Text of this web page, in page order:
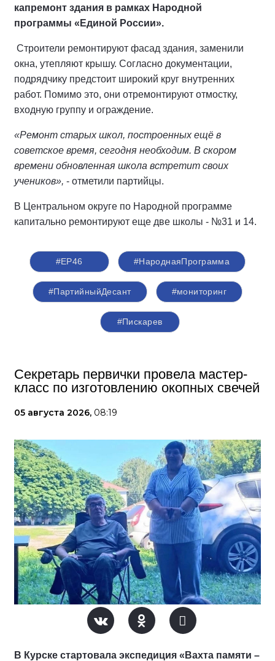
капремонт здания в рамках Народной
программы «Единой России».
Строители ремонтируют фасад здания, заменили
окна, утепляют крышу. Согласно документации,
подрядчику предстоит широкий круг внутренних
работ. Помимо это, они отремонтируют отмостку,
входную группу и ограждение.
«Ремонт старых школ, построенных ещё в
советское время, сегодня необходим. В скором
времени обновленная школа встретит своих
учеников», - отметили партийцы.
В Центральном округе по Народной программе
капитально ремонтируют еще две школы - №31 и 14.
#ЕР46 #НароднаяПрограмма
#ПартийныйДесант #мониторинг
#Пискарев
Секретарь первички провела мастер-
класс по изготовлению окопных свечей
05 августа 2026, 08:19
В Курске стартовала экспедиция «Вахта памяти –